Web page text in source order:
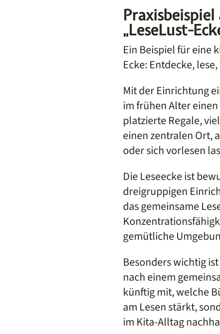
„LeseLust-
Ein Beispiel für eine
Ecke: Entdecke,
Mit der Einrichtung
im frühen Alter
platzierte Regale,
einen zentralen Ort,
oder sich vorlesen
Die Leseecke ist
dreigruppigen
das gemeinsame
gemütliche
Besonders wichtig
nach einem
künftig mit, welche
am Lesen stärkt,
im Kita-Alltag